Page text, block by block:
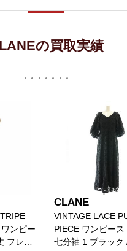
の買取実績
ンピー
フレン
CLANE
VINTAGE LACE
PIECE ワンピース
七分袖 1 ブラック